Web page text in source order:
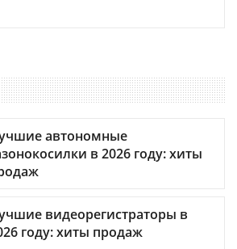
автономные
в 2026 году: хиты
видеорегистраторы в
году: хиты продаж